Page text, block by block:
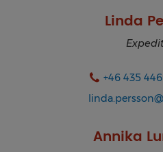
Linda
+46 435
Annika